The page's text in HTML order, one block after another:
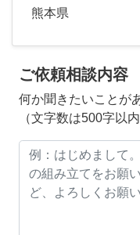
熊本県
ご依頼相談内容
何か聞きたいことが
（文字数は500字以内